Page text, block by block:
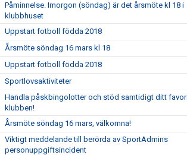
Påminnelse. Imorgon (söndag) är det årsmöte kl 18 i
klubbhuset
Uppstart fotboll födda 2018
Årsmöte söndag 16 mars kl 18
Uppstart fotboll födda 2018
Sportlovsaktiviteter
Handla påskbingolotter och stöd samtidigt ditt
klubben!
Årsmöte söndag 16 mars, välkomna!
Viktigt meddelande till berörda av SportAdmins
personuppgiftsincident